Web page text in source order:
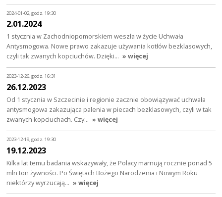
2024-01-02, godz. 19:30
2.01.2024
1 stycznia w Zachodniopomorskiem weszła w życie Uchwała
Antysmogowa. Nowe prawo zakazuje używania kotłów bezklasowych,
czyli tak zwanych kopciuchów. Dzięki… » więcej
2023-12-26, godz. 16:31
26.12.2023
Od 1 stycznia w Szczecinie i regionie zacznie obowiązywać uchwała
antysmogowa zakazująca palenia w piecach bezklasowych, czyli w tak
zwanych kopciuchach. Czy… » więcej
2023-12-19, godz. 19:30
19.12.2023
Kilka lat temu badania wskazywały, że Polacy marnują rocznie ponad 5
mln ton żywności. Po Świętach Bożego Narodzenia i Nowym Roku
niektórzy wyrzucają… » więcej